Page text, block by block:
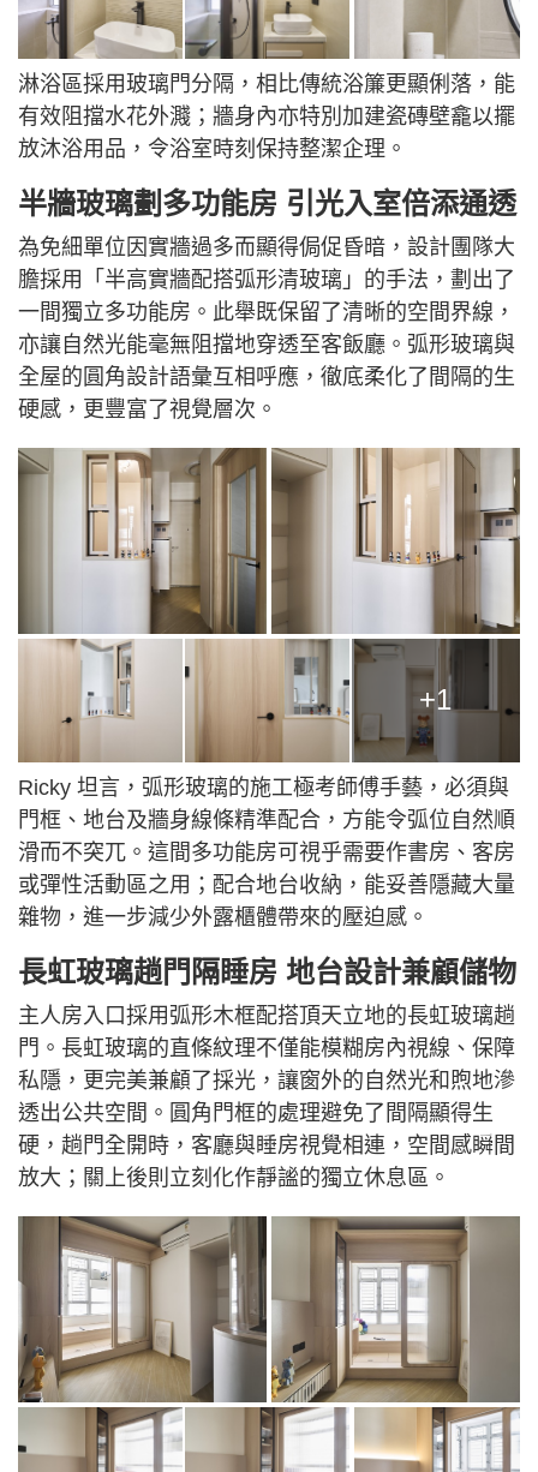
淋浴區採用玻璃門分隔，相比傳統浴簾更顯俐落，能
有效阻擋水花外濺；牆身內亦特別加建瓷磚壁龕以擺
放沐浴用品，令浴室時刻保持整潔企理。
半牆玻璃劃多功能房 引光入室倍添通透
為免細單位因實牆過多而顯得侷促昏暗，設計團隊大
膽採用「半高實牆配搭弧形清玻璃」的手法，劃出了
一間獨立多功能房。此舉既保留了清晰的空間界線，
亦讓自然光能毫無阻擋地穿透至客飯廳。弧形玻璃與
全屋的圓角設計語彙互相呼應，徹底柔化了間隔的生
硬感，更豐富了視覺層次。
+1
Ricky 坦言，弧形玻璃的施工極考師傅手藝，必須與
門框、地台及牆身線條精準配合，方能令弧位自然順
滑而不突兀。這間多功能房可視乎需要作書房、客房
或彈性活動區之用；配合地台收納，能妥善隱藏大量
雜物，進一步減少外露櫃體帶來的壓迫感。
長虹玻璃趟門隔睡房 地台設計兼顧儲物
主人房入口採用弧形木框配搭頂天立地的長虹玻璃趟
門。長虹玻璃的直條紋理不僅能模糊房內視線、保障
私隱，更完美兼顧了採光，讓窗外的自然光和煦地滲
透出公共空間。圓角門框的處理避免了間隔顯得生
硬，趟門全開時，客廳與睡房視覺相連，空間感瞬間
放大；關上後則立刻化作靜謐的獨立休息區。